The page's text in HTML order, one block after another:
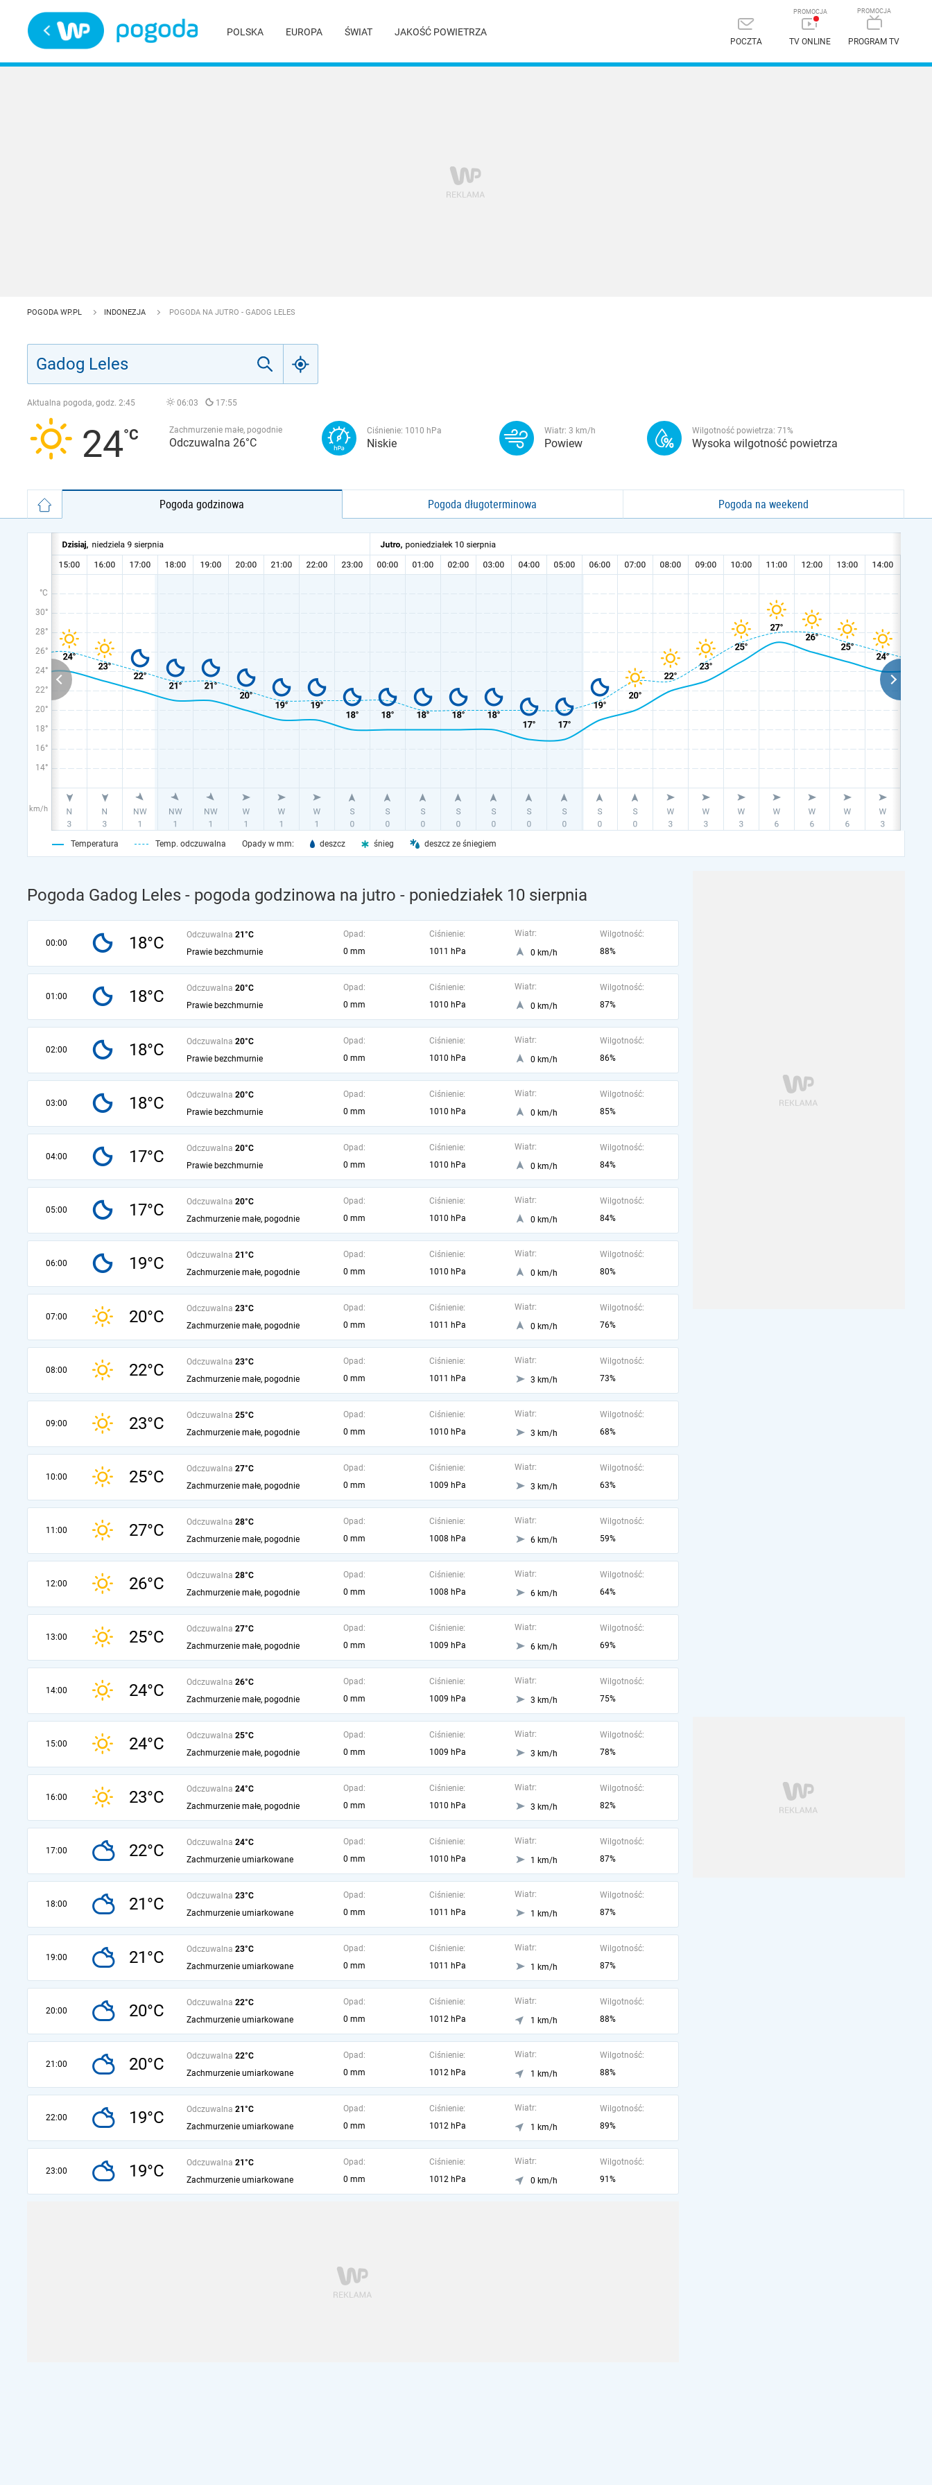
POLSKA EUROPA ŚWIAT JAKOŚĆ POWIETRZA
POCZTA TV ONLINE PROGRAM TV
POGODA WP.PL INDONEZJA POGODA NA JUTRO - GADOG LELES
Aktualna pogoda, godz. 2:45 06:03 17:55
24 Zachmurzenie małe, pogodnie
Odczuwalna 26°C
Ciśnienie: 1010 hPa
Niskie
Wiatr: 3 km/h
Powiew
Wilgotność powietrza: 71 %
Wysoka wilgotność powietrza
Pogoda godzinowa Pogoda długoterminowa Pogoda na weekend
°C
30°
28°
26°
24°
22°
20°
18°
16°
14°
km/h
Temperatura Temp. odczuwalna Opady w mm: deszcz śnieg deszcz ze śniegiem
Pogoda Gadog Leles - pogoda godzinowa na jutro - poniedziałek 10 sierpnia
00:00 18°C Odczuwalna 21°C
Prawie bezchmurnie
Opad:
0 mm
Ciśnienie:
1011 hPa
Wiatr:
0 km/h
Wilgotność:
88%
01:00 18°C Odczuwalna 20°C
Prawie bezchmurnie
Opad:
0 mm
Ciśnienie:
1010 hPa
Wiatr:
0 km/h
Wilgotność:
87%
02:00 18°C Odczuwalna 20°C
Prawie bezchmurnie
Opad:
0 mm
Ciśnienie:
1010 hPa
Wiatr:
0 km/h
Wilgotność:
86%
03:00 18°C Odczuwalna 20°C
Prawie bezchmurnie
Opad:
0 mm
Ciśnienie:
1010 hPa
Wiatr:
0 km/h
Wilgotność:
85%
04:00 17°C Odczuwalna 20°C
Prawie bezchmurnie
Opad:
0 mm
Ciśnienie:
1010 hPa
Wiatr:
0 km/h
Wilgotność:
84%
05:00 17°C Odczuwalna 20°C
Zachmurzenie małe, pogodnie
Opad:
0 mm
Ciśnienie:
1010 hPa
Wiatr:
0 km/h
Wilgotność:
84%
06:00 19°C Odczuwalna 21°C
Zachmurzenie małe, pogodnie
Opad:
0 mm
Ciśnienie:
1010 hPa
Wiatr:
0 km/h
Wilgotność:
80%
07:00 20°C Odczuwalna 23°C
Zachmurzenie małe, pogodnie
Opad:
0 mm
Ciśnienie:
1011 hPa
Wiatr:
0 km/h
Wilgotność:
76%
08:00 22°C Odczuwalna 23°C
Zachmurzenie małe, pogodnie
Opad:
0 mm
Ciśnienie:
1011 hPa
Wiatr:
3 km/h
Wilgotność:
73%
09:00 23°C Odczuwalna 25°C
Zachmurzenie małe, pogodnie
Opad:
0 mm
Ciśnienie:
1010 hPa
Wiatr:
3 km/h
Wilgotność:
68%
10:00 25°C Odczuwalna 27°C
Zachmurzenie małe, pogodnie
Opad:
0 mm
Ciśnienie:
1009 hPa
Wiatr:
3 km/h
Wilgotność:
63%
11:00 27°C Odczuwalna 28°C
Zachmurzenie małe, pogodnie
Opad:
0 mm
Ciśnienie:
1008 hPa
Wiatr:
6 km/h
Wilgotność:
59%
12:00 26°C Odczuwalna 28°C
Zachmurzenie małe, pogodnie
Opad:
0 mm
Ciśnienie:
1008 hPa
Wiatr:
6 km/h
Wilgotność:
64%
13:00 25°C Odczuwalna 27°C
Zachmurzenie małe, pogodnie
Opad:
0 mm
Ciśnienie:
1009 hPa
Wiatr:
6 km/h
Wilgotność:
69%
14:00 24°C Odczuwalna 26°C
Zachmurzenie małe, pogodnie
Opad:
0 mm
Ciśnienie:
1009 hPa
Wiatr:
3 km/h
Wilgotność:
75%
15:00 24°C Odczuwalna 25°C
Zachmurzenie małe, pogodnie
Opad:
0 mm
Ciśnienie:
1009 hPa
Wiatr:
3 km/h
Wilgotność:
78%
16:00 23°C Odczuwalna 24°C
Zachmurzenie małe, pogodnie
Opad:
0 mm
Ciśnienie:
1010 hPa
Wiatr:
3 km/h
Wilgotność:
82%
17:00 22°C Odczuwalna 24°C
Zachmurzenie umiarkowane
Opad:
0 mm
Ciśnienie:
1010 hPa
Wiatr:
1 km/h
Wilgotność:
87%
18:00 21°C Odczuwalna 23°C
Zachmurzenie umiarkowane
Opad:
0 mm
Ciśnienie:
1011 hPa
Wiatr:
1 km/h
Wilgotność:
87%
19:00 21°C Odczuwalna 23°C
Zachmurzenie umiarkowane
Opad:
0 mm
Ciśnienie:
1011 hPa
Wiatr:
1 km/h
Wilgotność:
87%
20:00 20°C Odczuwalna 22°C
Zachmurzenie umiarkowane
Opad:
0 mm
Ciśnienie:
1012 hPa
Wiatr:
1 km/h
Wilgotność:
88%
21:00 20°C Odczuwalna 22°C
Zachmurzenie umiarkowane
Opad:
0 mm
Ciśnienie:
1012 hPa
Wiatr:
1 km/h
Wilgotność:
88%
22:00 19°C Odczuwalna 21°C
Zachmurzenie umiarkowane
Opad:
0 mm
Ciśnienie:
1012 hPa
Wiatr:
1 km/h
Wilgotność:
89%
23:00 19°C Odczuwalna 21°C
Zachmurzenie umiarkowane
Opad:
0 mm
Ciśnienie:
1012 hPa
Wiatr:
0 km/h
Wilgotność:
91%